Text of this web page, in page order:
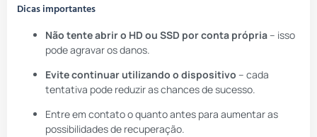
Dicas importantes
Não tente abrir o HD ou SSD por conta própria– isso
pode agravar os danos.
Evite continuar utilizando o dispositivo – cada
tentativa pode reduzir as chances de sucesso.
Entre em contato o quanto antes para aumentar as
possibilidades de recuperação.